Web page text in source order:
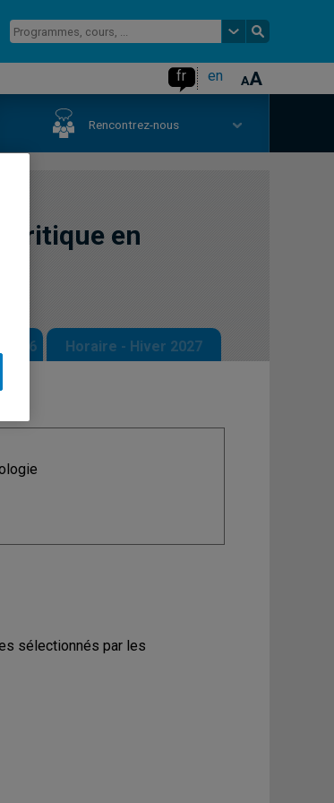
fr en
Rencontrez-nous
critique en
2026 Horaire - Hiver 2027
sélectionnés par les